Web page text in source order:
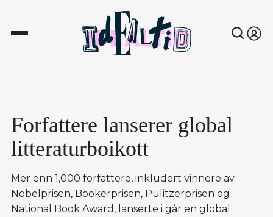
Forfattere lanserer global
litteraturboikott
Mer enn 1,000 forfattere, inkludert vinnere av
Nobelprisen, Bookerprisen, Pulitzerprisen og
National Book Award, lanserte i går en global